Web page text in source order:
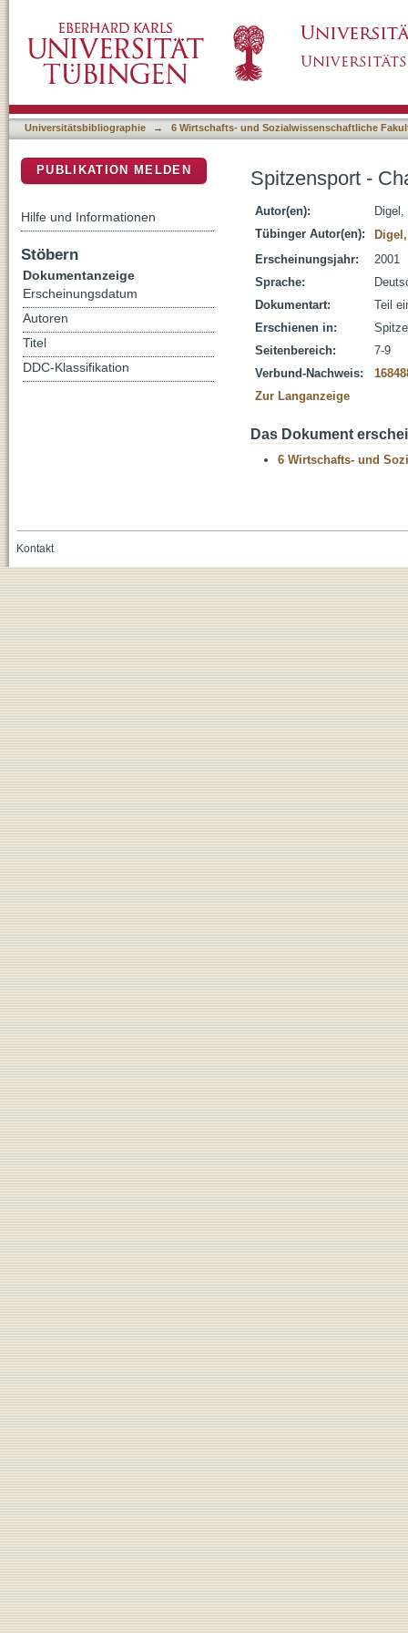
Universitätsbibliographie → 6 Wirtschafts- und Sozialwissenschaftliche
Spitzensport -
Autor(en):
Tübinger Autor(en):
Erscheinungsjahr:
2001
Sprache:
Dokumentart:
Teil
Erschienen in:
Seitenbereich:
7-9
Verbund-Nachweis:
Zur Langanzeige
Das Dokument
6 Wirtschafts- und
PUBLIKATION MELDEN
Hilfe und Informationen
Stöbern
Dokumentanzeige
Erscheinungsdatum
Autoren
Titel
DDC-Klassifikation
Kontakt